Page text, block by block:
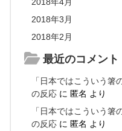
2018年3月
2018年2月
最近のコメント
「日本ではこういう
の反応 に匿名 より
「日本ではこういう
の反応 に匿名 より